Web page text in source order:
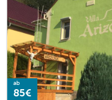
ab
85€